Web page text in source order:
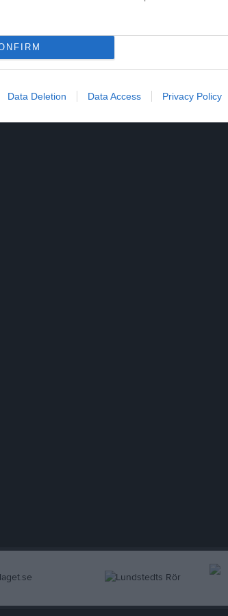
Data Deletion Data Access Privacy Policy
Tobias Leandersson har ingen aktivitet i föreningen